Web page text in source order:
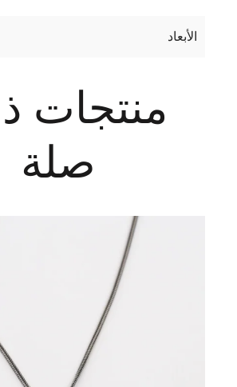
الأبعاد
منتجات
صلة